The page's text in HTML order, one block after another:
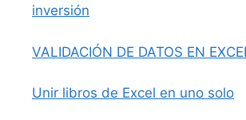
inversión
VALIDACIÓN DE DATOS EN
Unir libros de Excel en uno solo